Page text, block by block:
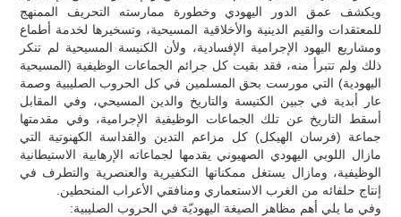
ويكشف عمق الدور اليهودي وخطورة ممارسته التحريف الممنهج
للمعتقدات والقيم الدينية والأخلاقية المسيحية، وتسخيرها لخدمة أطماع
ومشاريع اليهود الإجرامية الإفسادية، ولأن الكنيسة المسيحية لم تنكر
ذلك ولم تتبرأ منه، فقد بقيت كل جرائم الجماعات الوظيفية (المسيحية
اليهودية) التي مورست بحق المسلمين في كل الحروب الصليبية وصمة
عار أبدية في جبين الكنيسة والتاريخ والدين المسيحي، وفي المقابل
أسقط التاريخ عن تلك الجماعات الوظيفية الإجرامية، وفي مقدمتها
جماعة (فرسان الهيكل) كل مزاعم التدين والقداسة الكهنوتية التي
مازال اللوبي اليهودي الصهيوني يقدمها لجماعاته الإرهابية الاستيطانية
الوظيفية، ومازال يستغل ممكناتها التكفيرية والعنصرية والتطرف في
إنتاج حلفائه من الغرب الاستعماري ومنافقي الأعراب المنحطين.
وفي ما يلي أهم مظاهر الصيغة اليهوديّة في الحروب الصليبية: